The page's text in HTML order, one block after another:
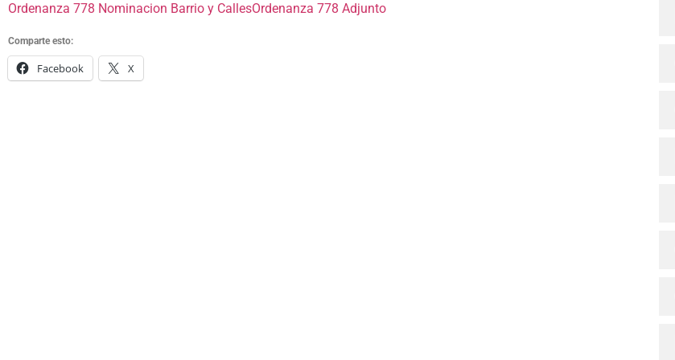
Ordenanza 778 Nominacion Barrio y CallesOrdenanza 778 Adjunto
Comparte esto:
Facebook X